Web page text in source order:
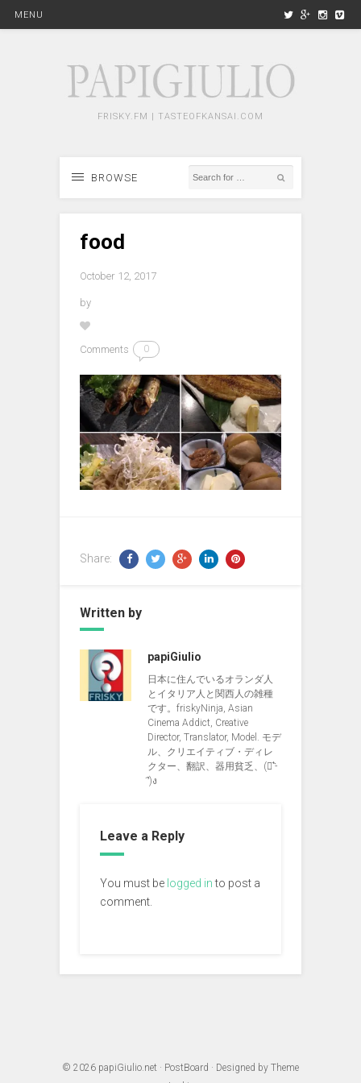
MENU
FRISKY.FM | TASTEOFKANSAI.COM
BROWSE
food
October 12, 2017
by
Comments 0
Share:
Written by
papiGiulio
日本に住んでいるオランダ人
とイタリア人と関西人の雑種
です。friskyNinja, Asian
Cinema Addict, Creative
Director, Translator, Model. モデ
ル、クリエイティブ・ディレ
クター、翻訳、器用貧乏、(ง︡'-
'︠)ง
Leave a Reply
You must be logged into post a
comment.
© 2026 papiGiulio.net · PostBoard · Designed by Theme